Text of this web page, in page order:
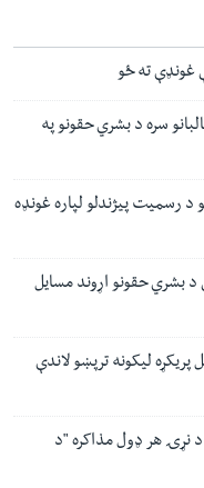
غونډې ته ځو
سره د بشري حقونو په
د رسمیت پيژندلو لپاره غونډه
د بشري حقونو اړوند مسایل
لیکونه ترپښو لاندې
نړۍ هر ډول مذاکره "د